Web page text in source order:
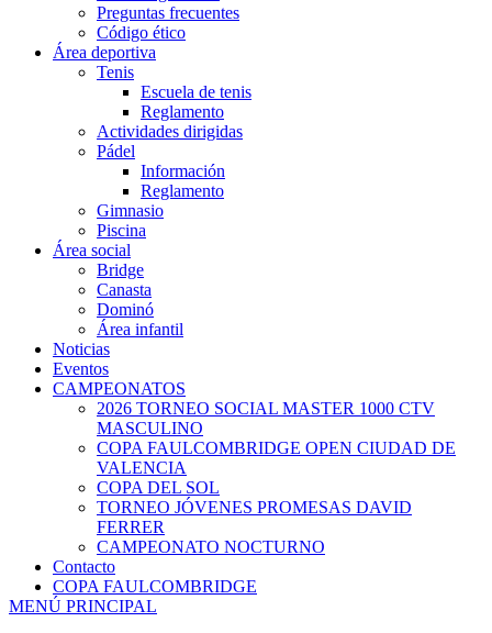
Preguntas frecuentes
Código ético
Área deportiva
Tenis
Escuela de tenis
Reglamento
Actividades dirigidas
Pádel
Información
Reglamento
Gimnasio
Piscina
Área social
Bridge
Canasta
Dominó
Área infantil
Noticias
Eventos
CAMPEONATOS
2026 TORNEO SOCIAL MASTER 1000 CTV
MASCULINO
COPA FAULCOMBRIDGE OPEN CIUDAD DE
VALENCIA
COPA DEL SOL
TORNEO JÓVENES PROMESAS DAVID
FERRER
CAMPEONATO NOCTURNO
Contacto
COPA FAULCOMBRIDGE
MENÚ PRINCIPAL